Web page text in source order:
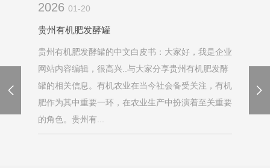
2026 01-20
贵州有机肥发酵罐
贵州有机肥发酵罐的中文白皮书：大家好，我是企业
网站内容编辑，很高兴..与大家分享贵州有机肥发酵
罐的相关信息。有机农业在当今社会备受关注，有机
肥作为其中重要一环，在农业生产中扮演着至关重要
的角色。贵州有...